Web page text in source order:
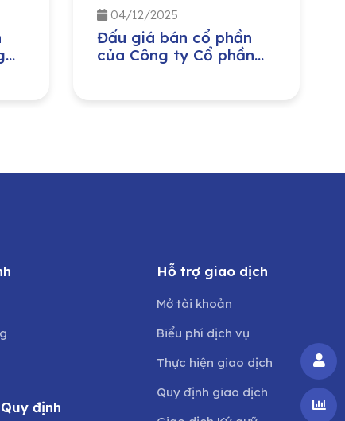
04/12/2025
Đấu giá bán cổ phần
của Công ty Cổ phần
định
Hỗ trợ giao dịch
Mở tài khoản
Biểu phí dịch vụ
Thực hiện giao dịch
Quy định giao dịch